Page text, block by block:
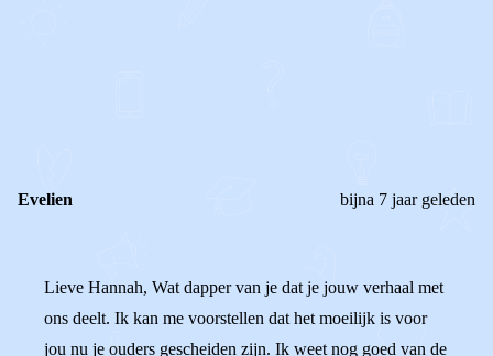
Evelien bijna 7 jaar geleden
Lieve Hannah, Wat dapper van je dat je jouw verhaal met
ons deelt. Ik kan me voorstellen dat het moeilijk is voor
jou nu je ouders gescheiden zijn. Ik weet nog goed van de